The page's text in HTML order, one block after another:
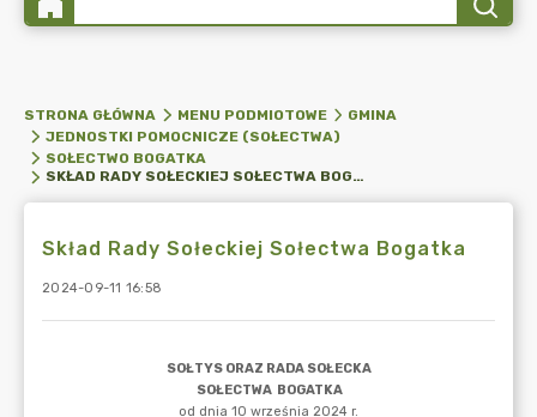
STRONA GŁÓWNA MENU PODMIOTOWE
GMINA
JEDNOSTKI POMOCNICZE (SOŁECTWA)
SOŁECTWO BOGATKA
SKŁAD RADY SOŁECKIEJ SOŁECTWA BOGATKA
Skład Rady Sołeckiej Sołectwa Bogatka
2024-09-11 16:58